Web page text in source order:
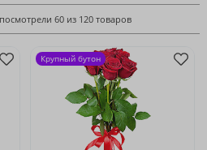
60 из 120 товаров
Крупный бутон